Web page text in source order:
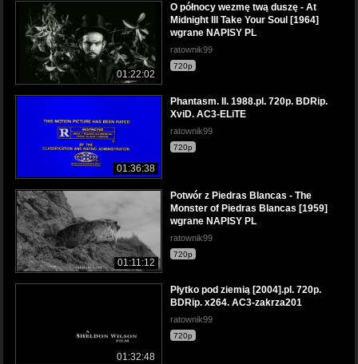
01:22:02
O północy wezmę twą duszę - At
Midnight Ill Take Your Soul [1964]
wgrane NAPISY PL
ratownik99
720p
01:36:38
Phantasm. II. 1988.pl. 720p. BDRip.
XviD. AC3-ELiTE
ratownik99
720p
01:11:12
Potwór z Piedras Blancas - The
Monster of Piedras Blancas [1959]
wgrane NAPISY PL
ratownik99
720p
01:32:48
Płytko pod ziemią [2004].pl. 720p.
BDRip. x264. AC3-zakrza201
ratownik99
720p